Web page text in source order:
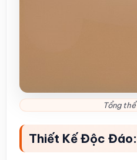
Tổng
Thiết Kế Độc Đáo: